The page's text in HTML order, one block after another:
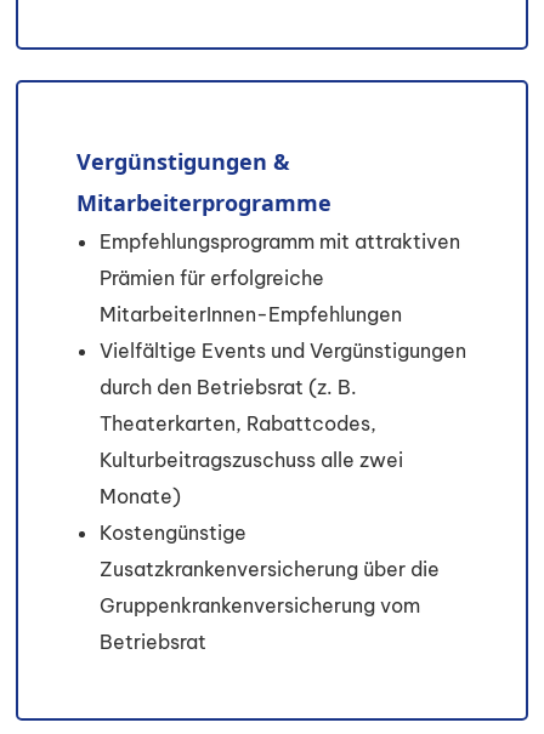
Vergünstigungen &
Mitarbeiterprogramme
Empfehlungsprogramm mit attraktiven
Prämien für erfolgreiche
MitarbeiterInnen-Empfehlungen
Vielfältige Events und Vergünstigungen
durch den Betriebsrat (z. B.
Theaterkarten, Rabattcodes,
Kulturbeitragszuschuss alle zwei
Monate)
Kostengünstige
Zusatzkrankenversicherung über die
Gruppenkrankenversicherung vom
Betriebsrat